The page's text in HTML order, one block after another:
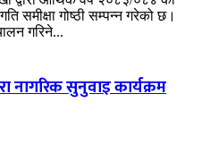
समीक्षा गोष्ठी सम्पन्न गरेको छ।
गरिने...
नागरिक सुनुवाइ कार्यक्रम